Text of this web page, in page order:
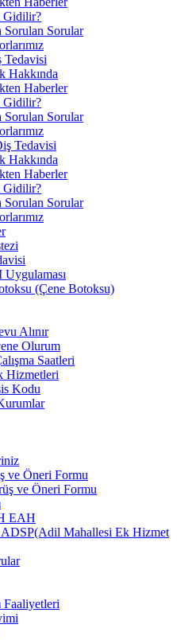
Gidilir?
Sorulan Sorular
Tedavisi
Hakkında
Haberler
Gidilir?
Sorulan Sorular
Tedavisi
Hakkında
Haberler
Gidilir?
Sorulan Sorular
(Çene Botoksu)
Alınır
Olurum
Saatleri
Hizmetleri
Kodu
ve Öneri Formu
ve Öneri Formu
EAH
ADSP(Adil Mahallesi Ek Hizmet
Faaliyetleri